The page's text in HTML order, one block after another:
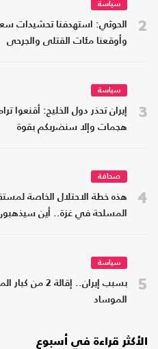
2
سياسة
الحوثي: استهدفنا تحشيدات
وأوقعنا مئات القتلى والجرحى
3
سياسة
إيران تحذر دول الخليج: أقنعوا
هجمات وإلا سنضربكم بقوة
4
صحافة
هذه خطة الاحتلال الخاصة
المسلحة في غزة.. أين
5
سياسة
بسبب إيران..
الموساد
الأكثر قراءة في أسبوع